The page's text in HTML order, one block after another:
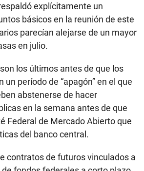
explícitamente un
básicos en la reunión de este
parecían alejarse de un mayor
en julio.
los últimos antes de que los
un período de “apagón” en el que
abstenerse de hacer
en la semana antes de que
Federal de Mercado Abierto que
del banco central.
contratos de futuros vinculados a